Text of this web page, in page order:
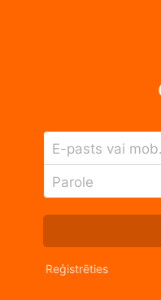
E-pasts vai
Parole
Reģistrēties